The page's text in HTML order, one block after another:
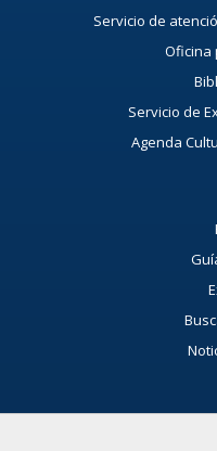
Servicio de
Oficina
Servicio de
Agenda
Buzón